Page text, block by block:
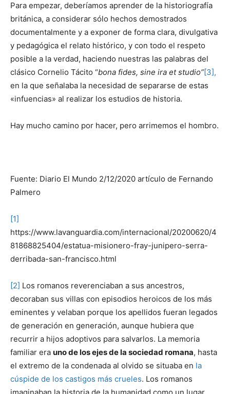
Para empezar, deberíamos aprender de la historiografía
británica, a considerar sólo hechos demostrados
documentalmente y a exponer de forma clara, divulgativa
y pedagógica el relato histórico, y con todo el respeto
posible a la verdad, haciendo nuestras las palabras del
clásico Cornelio Tácito “bona fides, sine ira et studio”[3],
en la que señalaba la necesidad de separarse de estas
«infuencias» al realizar los estudios de historia.
Hay mucho camino por hacer, pero arrimemos el hombro.
Fuente: Diario El Mundo 2/12/2020 artículo de Fernando
Palmero
[1]
https://www.lavanguardia.com/internacional/20200620/4
81868825404/estatua-misionero-fray-junipero-serra-
derribada-san-francisco.html
[2] Los romanos reverenciaban a sus ancestros,
decoraban sus villas con episodios heroicos de los más
eminentes y velaban porque los apellidos fueran legados
de generación en generación, aunque hubiera que
recurrir a hijos adoptivos para salvarlos. La memoria
familiar era uno de los ejes de la sociedad romana, hasta
el extremo de la condenada al olvido se situaba en la
cúspide de los castigos más crueles. Los romanos